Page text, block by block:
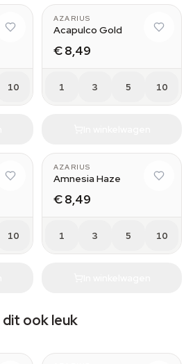
10
AZARIUS
Acapulco Gold
€ 8,49
1 3 5 10
10
AZARIUS
Amnesia Haze
€ 8,49
1 3 5 10
dit ook leuk